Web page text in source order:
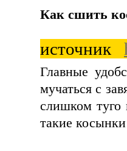
Как сшить
источник
Главные
мучаться с
слишком
такие